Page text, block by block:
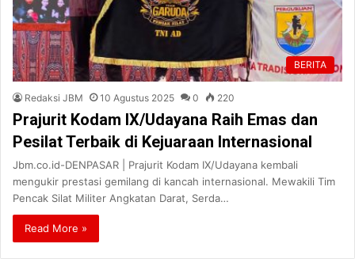
BERITA
Redaksi JBM 10 Agustus 2025 0 220
Prajurit Kodam IX/Udayana Raih Emas dan
Pesilat Terbaik di Kejuaraan Internasional
Jbm.co.id-DENPASAR | Prajurit Kodam IX/Udayana kembali
mengukir prestasi gemilang di kancah internasional. Mewakili Tim
Pencak Silat Militer Angkatan Darat, Serda…
Read More »